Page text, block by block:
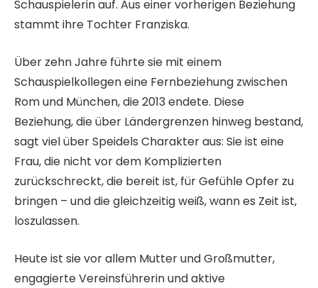
Schauspielerin auf. Aus einer vorherigen Beziehung
stammt ihre Tochter Franziska.
Über zehn Jahre führte sie mit einem
Schauspielkollegen eine Fernbeziehung zwischen
Rom und München, die 2013 endete. Diese
Beziehung, die über Ländergrenzen hinweg bestand,
sagt viel über Speidels Charakter aus: Sie ist eine
Frau, die nicht vor dem Komplizierten
zurückschreckt, die bereit ist, für Gefühle Opfer zu
bringen – und die gleichzeitig weiß, wann es Zeit ist,
loszulassen.
Heute ist sie vor allem Mutter und Großmutter,
engagierte Vereinsführerin und aktive